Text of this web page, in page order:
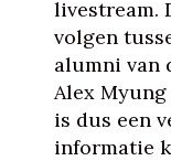
livestream.
volgen
alumni van
Alex
is dus een
informatie